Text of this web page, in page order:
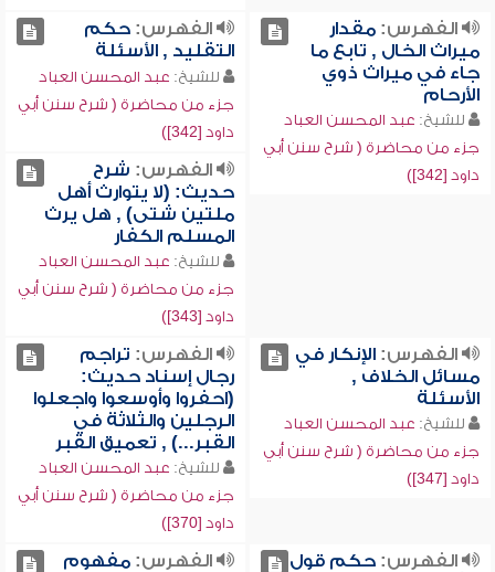
الفهرس:مقدار
ميراث الخال , تابع ما
جاء في ميراث ذوي
الأرحام
للشيخ: عبد المحسن العباد
جزء من محاضرة ( شرح سنن أبي
داود [342])
الفهرس:حكم
التقليد , الأسئلة
للشيخ: عبد المحسن العباد
جزء من محاضرة ( شرح سنن أبي
داود [342])
الفهرس: شرح
حديث: (لا يتوارث أهل
ملتين شتى) , هل يرث
المسلم الكفار
للشيخ: عبد المحسن العباد
جزء من محاضرة ( شرح سنن أبي
داود [343])
الفهرس:الإنكار في
مسائل الخلاف ,
الأسئلة
للشيخ: عبد المحسن العباد
جزء من محاضرة ( شرح سنن أبي
داود [347])
الفهرس: تراجم
رجال إسناد حديث:
(احفروا وأوسعوا واجعلوا
الرجلين والثلاثة في
القبر...) , تعميق القبر
للشيخ: عبد المحسن العباد
جزء من محاضرة ( شرح سنن أبي
داود [370])
الفهرس:حكم قول
الفهرس:مفهوم